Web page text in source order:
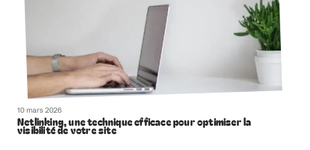
10 mars 2026
Netlinking, une technique efficace pour optimiser la
visibilité de votre site